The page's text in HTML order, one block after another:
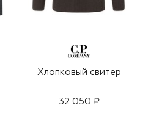
Хлопковый свитер
32 050 ₽